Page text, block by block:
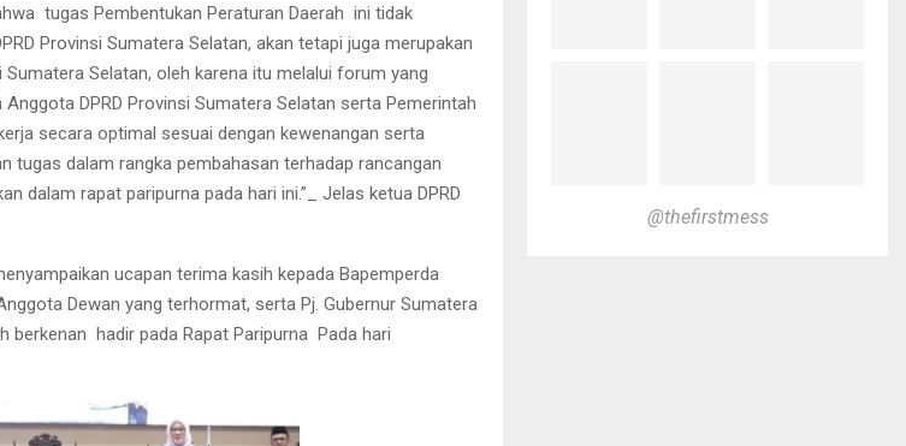
tugas Pembentukan Peraturan Daerah ini tidak
Provinsi Sumatera Selatan, akan tetapi juga merupakan
Selatan, oleh karena itu melalui forum yang
DPRD Provinsi Sumatera Selatan serta Pemerintah
secara optimal sesuai dengan kewenangan serta
tugas dalam rangka pembahasan terhadap rancangan
dalam rapat paripurna pada hari ini.”_ Jelas ketua DPRD
ucapan terima kasih kepada Bapemperda
Dewan yang terhormat, serta Pj. Gubernur Sumatera
berkenan hadir pada Rapat Paripurna Pada hari
@thefirstmess